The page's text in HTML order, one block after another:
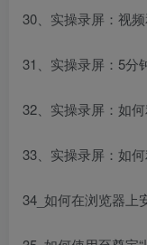
30、实操录屏：视
31、实操录屏：5分
32、实操录屏：如
33、实操录屏：如
34_如何在浏览器上